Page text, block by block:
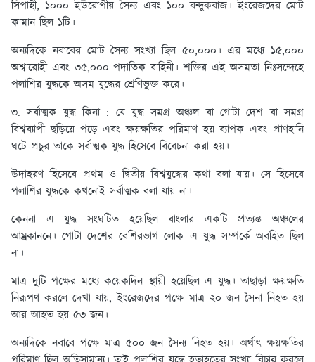
সিপাহী, ১০০০ ইউরোপীয় সৈন্য এবং ১০০ বন্দুকবাজ। ইংরেজদের মোট
কামান ছিল ১টি।
অন্যদিকে নবাবের মোট সৈন্য সংখ্যা ছিল ৫০,০০০। এর মধ্যে ১৫,০০০
অশ্বারোহী এবং ৩৫,০০০ পদাতিক বাহিনী। শক্তির এই অসমতা নিঃসন্দেহে
পলাশির যুদ্ধকে অসম যুদ্ধের শ্রেণিভুক্ত করে।
৩. সর্বাত্মক যুদ্ধ কিনা :যে যুদ্ধ সমগ্ৰ অঞ্চল বা গোটা দেশ বা সমগ্র
বিশ্বব্যাপী ছড়িয়ে পড়ে এবং ক্ষয়ক্ষতির পরিমাণ হয় ব্যাপক এবং প্রাণহানি
ঘটে প্রচুর তাকে সর্বাত্মক যুদ্ধ হিসেবে বিবেচনা করা হয়।
উদাহরণ হিসেবে প্রথম ও দ্বিতীয় বিশ্বযুদ্ধের কথা বলা যায়। সে হিসেবে
পলাশির যুদ্ধকে কখনোই সর্বাত্মক বলা যায় না।
কেননা এ যুদ্ধ সংঘটিত হয়েছিল বাংলার একটি প্রত্যন্ত অঞ্চলের
আম্রকাননে। গোটা দেশের বেশিরভাগ লোক এ যুদ্ধ সম্পর্কে অবহিত ছিল
না।
মাত্র দুটি পক্ষের মধ্যে কয়েকদিন স্থায়ী হয়েছিল এ যুদ্ধ। তাছাড়া ক্ষয়ক্ষতি
নিরূপণ করলে দেখা যায়, ইংরেজদের পক্ষে মাত্র ২০ জন সৈনা নিহত হয়
আর আহত হয় ৫৩ জন।
অন্যদিকে নবাবে পক্ষে মাত্র ৫০০ জন সৈন্য নিহত হয়। অর্থাৎ ক্ষয়ক্ষতির